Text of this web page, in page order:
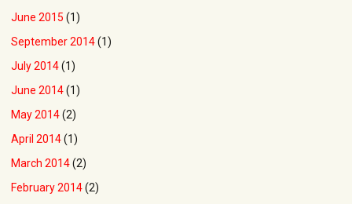
June 2015 (1)
September 2014(1)
July 2014(1)
June 2014(1)
May 2014(2)
April 2014(1)
March 2014(2)
February 2014(2)